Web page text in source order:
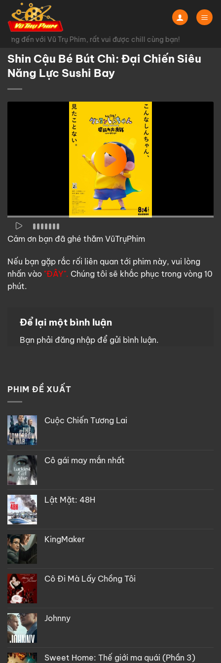
Chuyển
đến
nội
dungđến với Vũ Trụ Phim, rất vui được chill cùng bạn!
Shin Cậu Bé Bút Chì: Đại Chiến Siêu
Năng Lực Sushi Bay
Cảm ơn bạn đã ghé thăm VũTrụPhim
Nếu bạn gặp rắc rối liên quan tới phim này, vui lòng
nhấn vào "ĐÂY". Chúng tôi sẽ khắc phục trong vòng 10
phút.
Để lại một bình luận
Bạn phải đăng nhập để gửi bình luận.
PHIM ĐỀ XUẤT
Cuộc Chiến Tương Lai
Cô gái may mắn nhất
Lật Mặt: 48H
KingMaker
Cô Đi Mà Lấy Chồng Tôi
Johnny
Sweet Home: Thế giới ma quái (Phần 3)